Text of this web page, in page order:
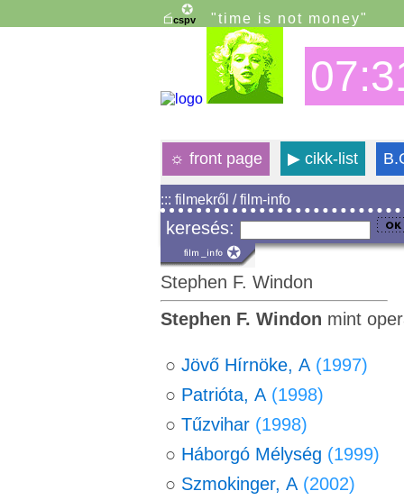
"time is not money"
☼ front page ▶cikk-list
::: filmekről / film-info
keresés:
Stephen F. Windon
Stephen F. Windon mint
○ Jövő Hírnöke, A (1997)
○ Patrióta, A (1998)
○ Tűzvihar (1998)
○ Háborgó Mélység (1999)
○ Szmokinger, A (2002)